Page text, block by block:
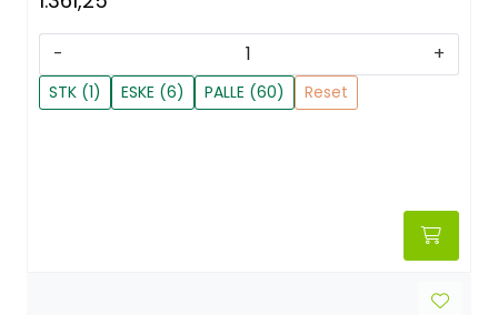
- +
STK (1) ESKE (6) PALLE (60) Reset